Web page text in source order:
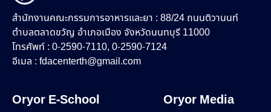
สำนักงานคณะกรรมการอาหารและยา : 88/24 ถนนติวานนท์
ตำบลตลาดขวัญ อำเภอเมือง จังหวัดนนทบุรี 11000
โทรศัพท์ : 0-2590-7110, 0-2590-7124
อีเมล : fdacenterth@gmail.com
Oryor E-School Oryor Media